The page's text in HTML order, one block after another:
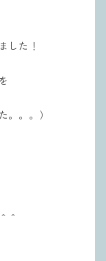
した！
。。。）
＾